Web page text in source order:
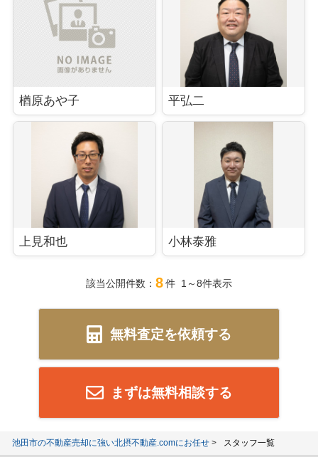
楢原あや子 平弘二
上見和也 小林泰雅
該当公開件数： 8件 1～8件表示
無料査定を依頼する
まずは無料相談する
池田市の不動産売却に強い北摂不動産.comにお任せ スタッフ一覧